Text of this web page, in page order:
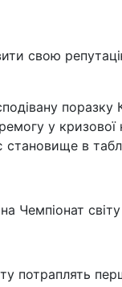
свою
поразку
у
становище в
Чемпіонат
потраплять